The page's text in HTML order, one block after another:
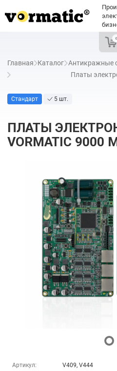
0
Очистить
Очистить
Главная Каталог Антикражные
Платы
Стандарт 5 шт.
ПЛАТЫ
VORMATIC 9000
Артикул: V409, V444